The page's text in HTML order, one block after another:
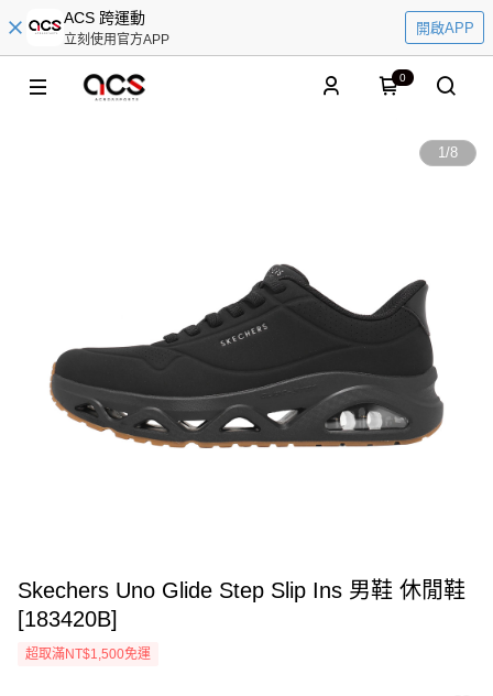
ACS 跨運動
立刻使用官方APP
開啟APP
0
1/8
Skechers Uno Glide Step Slip Ins 男鞋 休閒鞋
[183420B]
超取滿NT$1,500免運